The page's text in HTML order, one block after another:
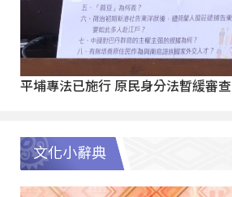
平埔專法已施行 原民身分法暫緩審查
文化小辭典